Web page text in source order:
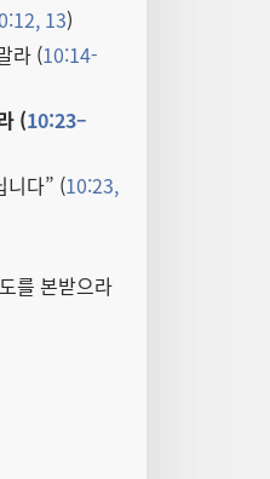
13)
라 (10:14-
(10:23–
니다” (10:23,
를 본받으라